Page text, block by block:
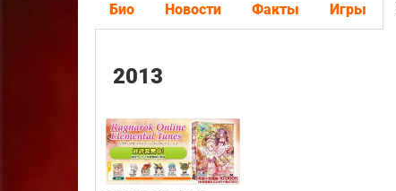
Био Новости Факты Игры
2013